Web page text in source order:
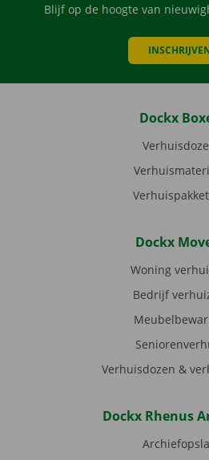
Blijf op de hoogte van
Dockx
Dockx
Woning
Bedrijf
Verhuisdozen &
Dockx Rhenus